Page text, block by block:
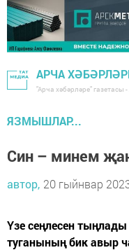
АРЧА
"Арча хәбәрләре" газетасы
ЯЗМЫШЛАР...
Син – минем
автор, 20 гыйнвар
Үзе сеңлесен
туганының бик авыр